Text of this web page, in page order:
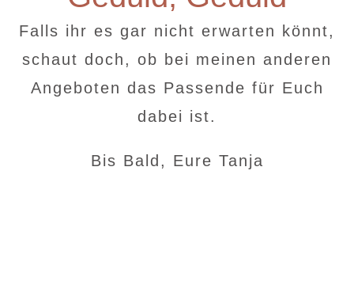
Falls ihr es gar nicht erwarten könnt,
schaut doch, ob bei meinen anderen
Angeboten das Passende für Euch
dabei ist.
Bis Bald, Eure Tanja